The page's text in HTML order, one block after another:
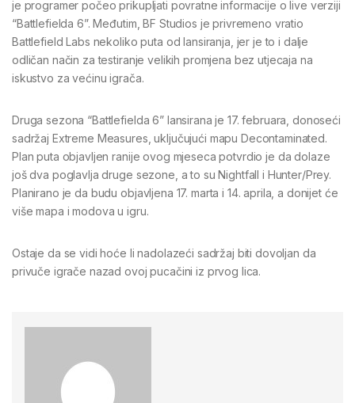
je programer počeo prikupljati povratne informacije o live verziji
“Battlefielda 6”. Međutim, BF Studios je privremeno vratio
Battlefield Labs nekoliko puta od lansiranja, jer je to i dalje
odličan način za testiranje velikih promjena bez utjecaja na
iskustvo za većinu igrača.
Druga sezona “Battlefielda 6” lansirana je 17. februara, donoseći
sadržaj Extreme Measures, uključujući mapu Decontaminated.
Plan puta objavljen ranije ovog mjeseca potvrdio je da dolaze
još dva poglavlja druge sezone, a to su Nightfall i Hunter/Prey.
Planirano je da budu objavljena 17. marta i 14. aprila, a donijet će
više mapa i modova u igru.
Ostaje da se vidi hoće li nadolazeći sadržaj biti dovoljan da
privuče igrače nazad ovoj pucačini iz prvog lica.